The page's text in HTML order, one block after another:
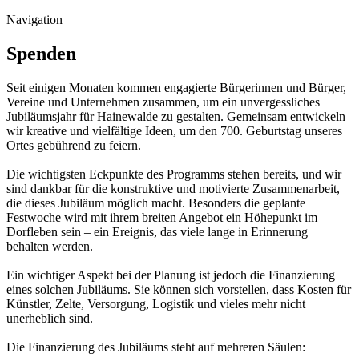
Navigation
Spenden
Seit einigen Monaten kommen engagierte Bürgerinnen und Bürger,
Vereine und Unternehmen zusammen, um ein unvergessliches
Jubiläumsjahr für Hainewalde zu gestalten. Gemeinsam entwickeln
wir kreative und vielfältige Ideen, um den 700. Geburtstag unseres
Ortes gebührend zu feiern.
Die wichtigsten Eckpunkte des Programms stehen bereits, und wir
sind dankbar für die konstruktive und motivierte Zusammenarbeit,
die dieses Jubiläum möglich macht. Besonders die geplante
Festwoche wird mit ihrem breiten Angebot ein Höhepunkt im
Dorfleben sein – ein Ereignis, das viele lange in Erinnerung
behalten werden.
Ein wichtiger Aspekt bei der Planung ist jedoch die Finanzierung
eines solchen Jubiläums. Sie können sich vorstellen, dass Kosten für
Künstler, Zelte, Versorgung, Logistik und vieles mehr nicht
unerheblich sind.
Die Finanzierung des Jubiläums steht auf mehreren Säulen: